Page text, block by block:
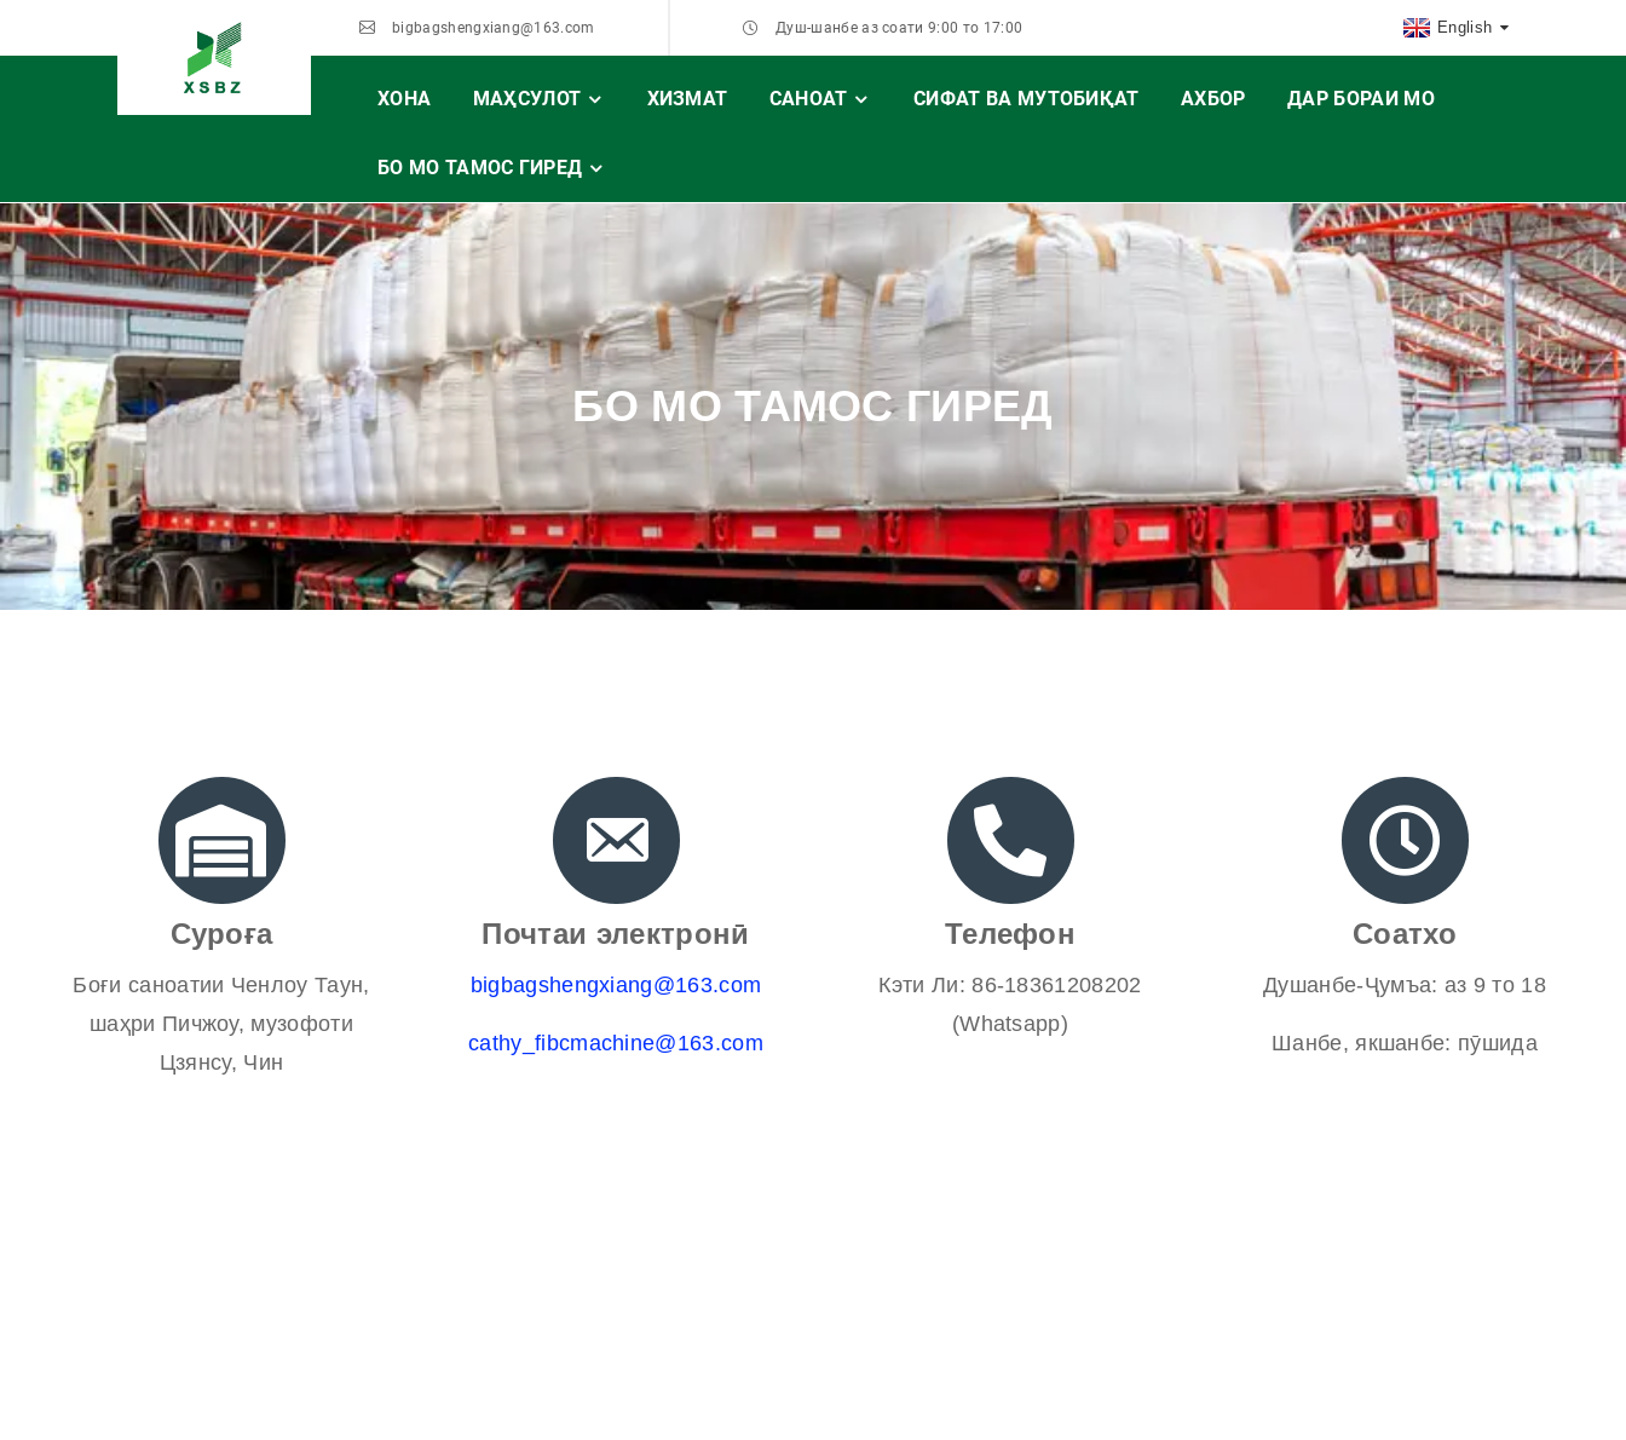
bigbagshengxiang@163.com Душ-шанбе аз соати 9:00 то 17:00 English
ХОНА МАҲСУЛОТ ХИЗМАТ САНОАТ СИФАТ ВА МУТОБИҚАТ АХБОР ДАР БОРАИ МО
БО МО ТАМОС ГИРЕД
БО МО ТАМОС ГИРЕД
Суроға
Боғи саноатии Ченлоу Таун,
шаҳри Пичжоу, музофоти
Цзянсу, Чин
Почтаи электронӣ
bigbagshengxiang@163.com
cathy_fibcmachine@163.com
Телефон
Кэти Ли: 86-18361208202
(Whatsapp)
Соатхо
Душанбе-Ҷумъа: аз 9 то 18
Шанбе, якшанбе: пӯшида